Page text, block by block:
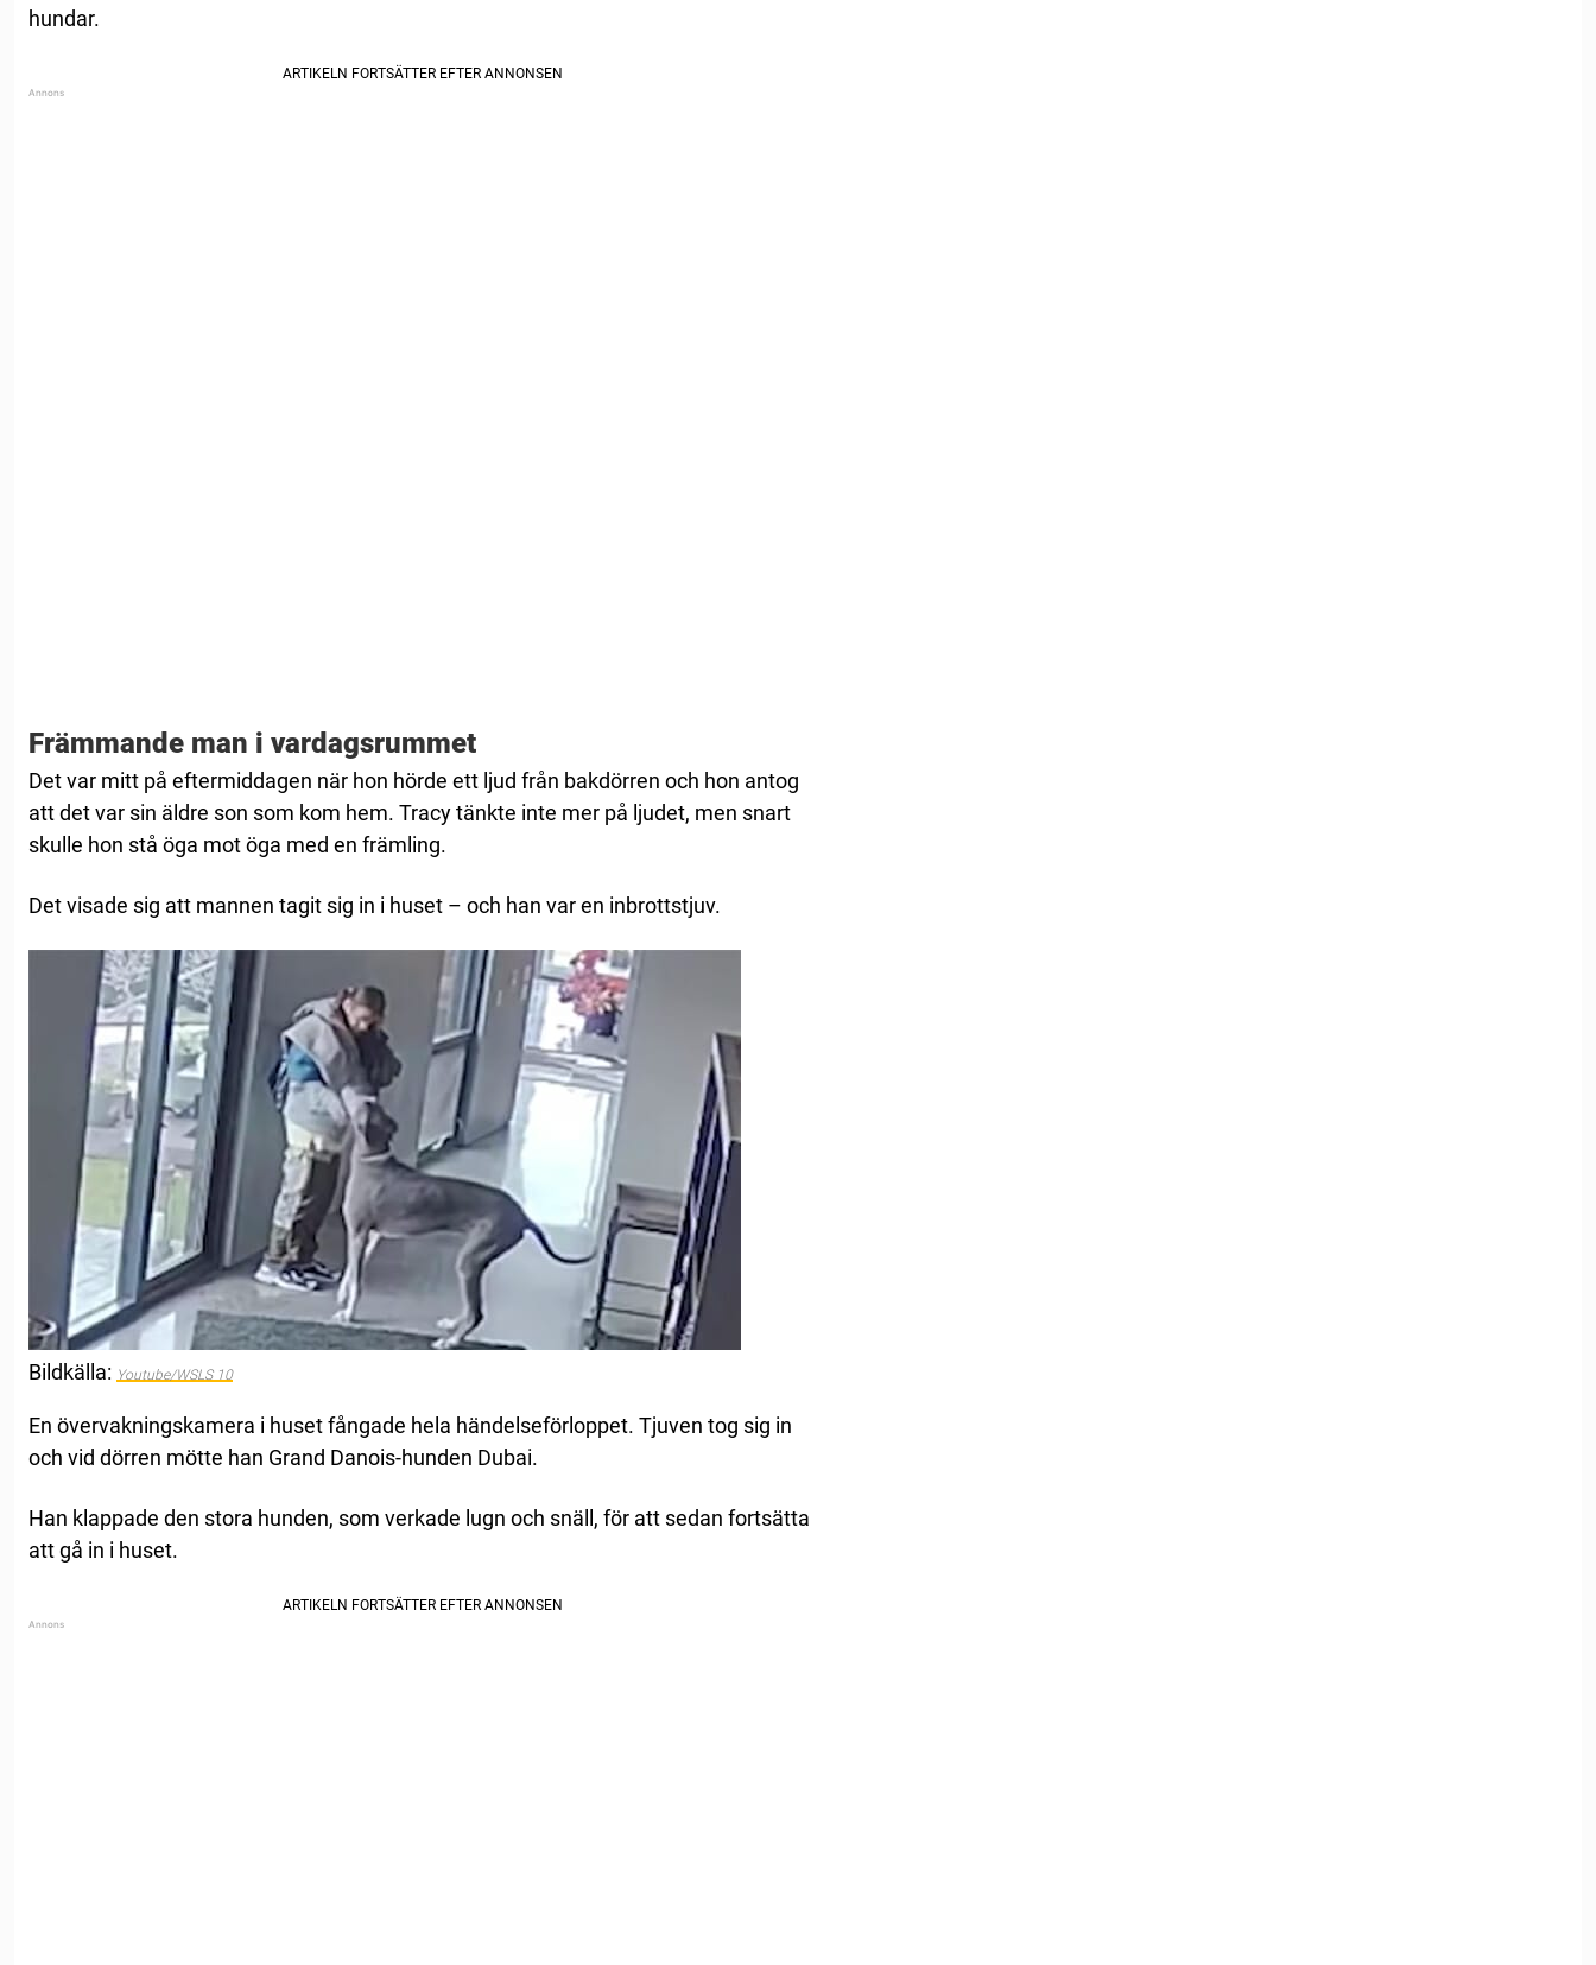
hundar.
Främmande man i vardagsrummet
Det var mitt på eftermiddagen när hon hörde ett ljud från bakdörren och hon antog
att det var sin äldre son som kom hem. Tracy tänkte inte mer på ljudet, men snart
skulle hon stå öga mot öga med en främling.
Det visade sig att mannen tagit sig in i huset – och han var en inbrottstjuv.
Bildkälla: Youtube/WSLS 10
En övervakningskamera i huset fångade hela händelseförloppet. Tjuven tog sig in
och vid dörren mötte han Grand Danois-hunden Dubai.
Han klappade den stora hunden, som verkade lugn och snäll, för att sedan fortsätta
att gå in i huset.